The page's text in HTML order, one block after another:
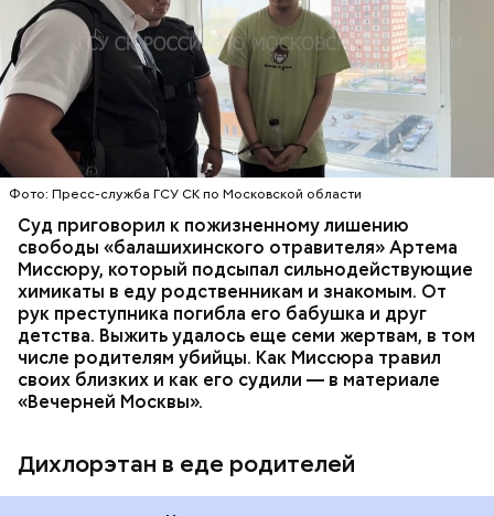
Фото: Пресс-служба ГСУ СК по Московской области
Суд приговорил к пожизненному лишению
свободы «балашихинского отравителя» Артема
Миссюру, который подсыпал сильнодействующие
химикаты в еду родственникам и знакомым. От
рук преступника погибла его бабушка и друг
детства. Выжить удалось еще семи жертвам, в том
числе родителям убийцы. Как Миссюра травил
своих близких и как его судили — в материале
«Вечерней Москвы».
Дихлорэтан в еде родителей
Все началось в июне, когда двое супругов
обратились в местную больницу с жалобами на
плохое самочувствие. Врачи не смогли поставить
им точный диагноз, после чего анализы
потерпевших направили на экспертизу. В них
специалисты обнаружили сильнодействующий
химикат дихлорэтан, который не мог попасть в
организм супругов случайно. То же самое вещество
нашли в еде, изъятой из квартиры пострадавших.
Видео: пресс-служба ГСУ СК по Московской области
ОТРАВЛЕНИЯ БАЛАШИХА
РОДИТЕЛИ
СЛЕДСТВЕННЫЙ КОМИТЕТ
ЭКСПЕРТИЗЫ